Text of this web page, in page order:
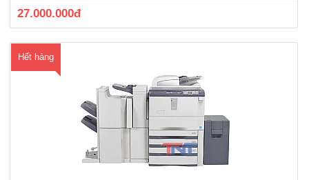
27.000.000đ
Hết hàng